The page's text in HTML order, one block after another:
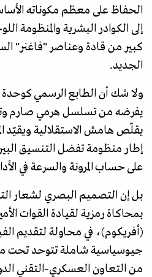
الحفاظ على معظم مكوناته
إلى الكوادر البشرية والمنظومة
كبير من قادة وعناصر "فاغنر"
الجديد.
ولا شك أن الطابع الرسمي كوحدة
يفرضه من تسلسل هرمي صارم
يقلّص هامش الاستقلالية ويقيّد
إطار منظومة تفضل التنسيق
على حساب المرونة والسرعة في
بل إن التصميم البصري لشعار
بمحاكاة رمزية لقيادة القوات
(أفريكوم)، في محاولة لتقديم
جيوسياسية شاملة تتوحد تحت
من التعاون العسكري–التقني